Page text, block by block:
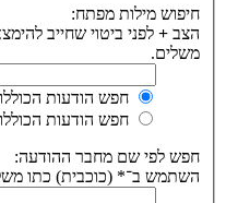
חיפוש מילות מפתח:
הצב + לפני ביטוי שחייב
משלים.
חפש הודעות
חפש הודעות
חפש לפי שם מחבר ההודעה:
השתמש ב־* (כוכבית) כתו